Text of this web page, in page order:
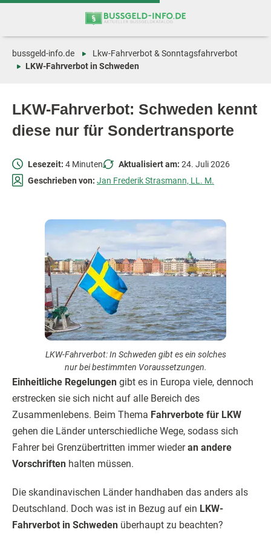
Zum
Zur
LKW-Fahrverbot: Schweden kennt
diese nur für Sondertransporte
bussgeld-info.de
Lkw-Fahrverbot & Sonntagsfahrverbot
LKW-Fahrverbot in Schweden
Lesezeit: 4 Minuten Aktualisiert am: 24. Juli 2026
Geschrieben von: Jan Frederik Strasmann, LL. M.
LKW-Fahrverbot: In Schweden gibt es ein solches
nur bei bestimmten Voraussetzungen.
Einheitliche Regelungen gibt es in Europa viele, dennoch
erstrecken sie sich nicht auf alle Bereich des
Zusammenlebens. Beim Thema Fahrverbote für LKW
gehen die Länder unterschiedliche Wege, sodass sich
Fahrer bei Grenzübertritten immer wiederan andere
Vorschriften halten müssen.
Die skandinavischen Länder handhaben das anders als
Deutschland. Doch was ist in Bezug auf ein LKW-
Fahrverbot in Schweden überhaupt zu beachten?